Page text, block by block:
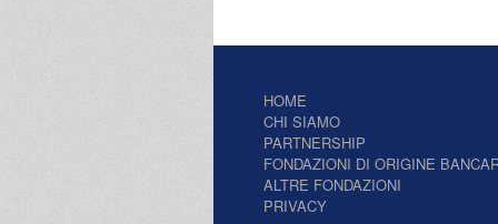
HOME
CHI SIAMO
PARTNERSHIP
FONDAZIONI DI ORIGINE
ALTRE FONDAZIONI
PRIVACY